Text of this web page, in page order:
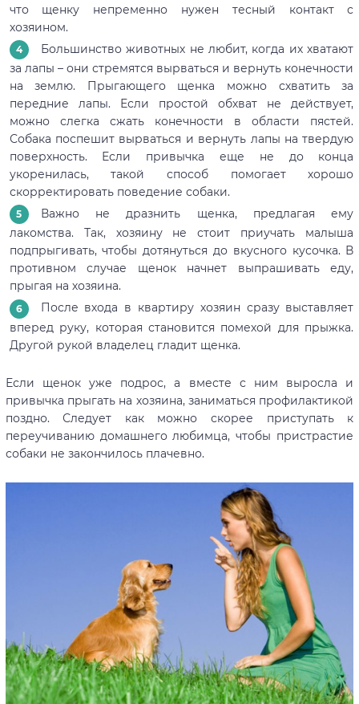
что щенку непременно нужен тесный контакт с
хозяином.
Большинство животных не любит, когда их хватают
за лапы – они стремятся вырваться и вернуть конечности
на землю. Прыгающего щенка можно схватить за
передние лапы. Если простой обхват не действует,
можно слегка сжать конечности в области пястей.
Собака поспешит вырваться и вернуть лапы на твердую
поверхность. Если привычка еще не до конца
укоренилась, такой способ помогает хорошо
скорректировать поведение собаки.
Важно не дразнить щенка, предлагая ему
лакомства. Так, хозяину не стоит приучать малыша
подпрыгивать, чтобы дотянуться до вкусного кусочка. В
противном случае щенок начнет выпрашивать еду,
прыгая на хозяина.
После входа в квартиру хозяин сразу выставляет
вперед руку, которая становится помехой для прыжка.
Другой рукой владелец гладит щенка.
Если щенок уже подрос, а вместе с ним выросла и
привычка прыгать на хозяина, заниматься профилактикой
поздно. Следует как можно скорее приступать к
переучиванию домашнего любимца, чтобы пристрастие
собаки не закончилось плачевно.